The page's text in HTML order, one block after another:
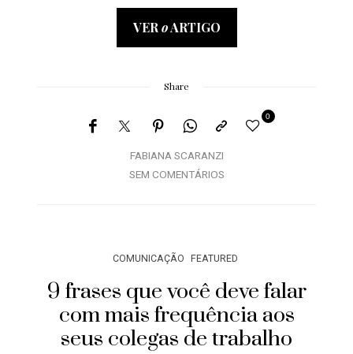
VERoARTIGO
Share
FABIANA SCARANZI
0
SEM COMENTÁRIOS
COMUNICAÇÃO FEATURED
9 frases que você deve falar
com mais frequência aos
seus colegas de trabalho